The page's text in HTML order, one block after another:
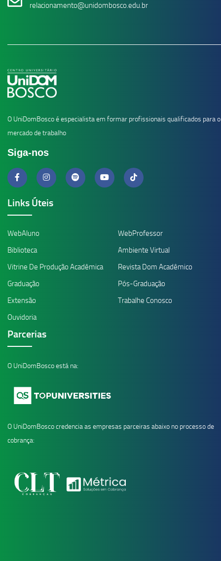
relacionamento@unidombosco.edu.br
O UniDomBosco é especialista em formar profissionais qualificados para o
mercado de trabalho
Siga-nos
Links Úteis
WebAluno
WebProfessor
Biblioteca
Ambiente Virtual
Vitrine De Produção Acadêmica
Revista Dom Acadêmico
Graduação
Pós-Graduação
Extensão
Trabalhe Conosco
Ouvidoria
Parcerias
O UniDomBosco está na:
O UniDomBosco credencia as empresas parceiras abaixo no processo de
cobrança: